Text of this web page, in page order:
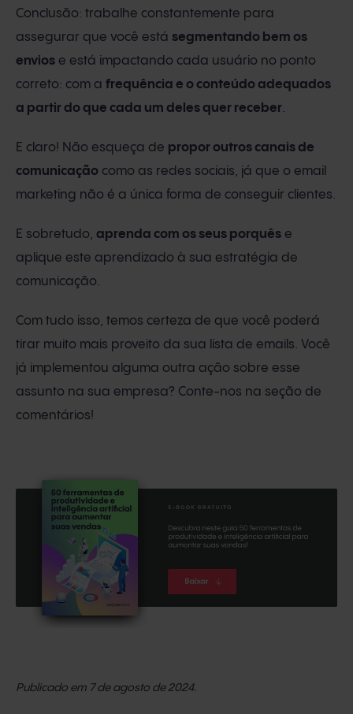
Conclusão: trabalhe constantemente para
assegurar que você está segmentando bem os
envios e está impactando cada usuário no ponto
correto: com a frequência e o conteúdo adequados
a partir do que cada um deles quer receber.
E claro! Não esqueça de propor outros canais de
comunicação como as redes sociais, já que o email
marketing não é a única forma de conseguir clientes.
E sobretudo, aprenda com os seus porquês e
aplique este aprendizado à sua estratégia de
comunicação.
Com tudo isso, temos certeza de que você poderá
tirar muito mais proveito da sua lista de emails. Você
já implementou alguma outra ação sobre esse
assunto na sua empresa? Conte-nos na seção de
comentários!
Publicado em 7 de agosto de 2024.